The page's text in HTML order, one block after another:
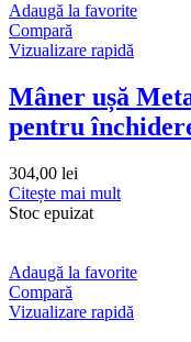
Adaugă la favorite
Compară
Vizualizare rapidă
Mâner ușă
pentru
304,00 lei
Citește mai mult
Stoc epuizat
Adaugă la favorite
Compară
Vizualizare rapidă